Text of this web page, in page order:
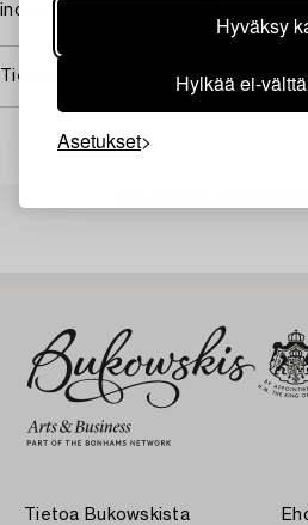
Hyväksy
Hylkää ei-
Asetukset
included one edition of "Puss
Tietoa ostamisesta
Tietoa Bukowskista